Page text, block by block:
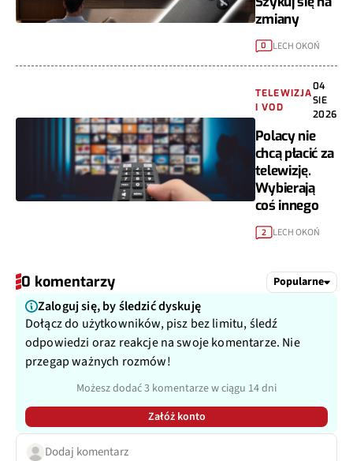
zmiany
0 LECH OKOŃ
TELEWIZJA
I VOD
04
SIE
2026
Polacy nie
chcą płacić za
telewizję.
Wybierają
coś innego
2 LECH OKOŃ
0 komentarzy Popularne
Zaloguj się, by śledzić dyskuję
Dołącz do użytkowników, pisz bez limitu, śledź
odpowiedzi oraz reakcje na swoje komentarze. Nie
przegap ważnych rozmów!
Możesz dodać 3 komentarze w ciągu 14 dni
Załóż konto
Dodaj komentarz